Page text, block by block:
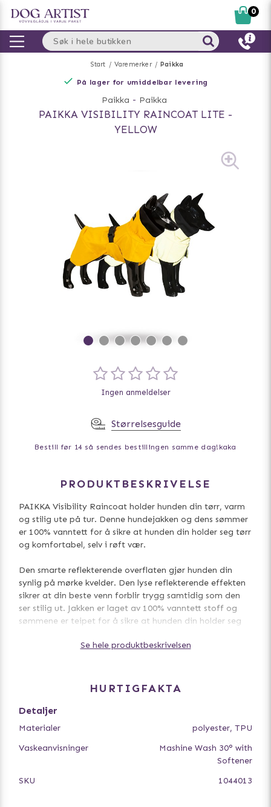
Start Varemerker Paikka
På lager for umiddelbar levering
Paikka - Paikka
PAIKKA VISIBILITY RAINCOAT LITE -
YELLOW
Ingen anmeldelser
Størrelsesguide
Bestill før 14 så sendes bestillingen samme dag! kaka
PRODUKTBESKRIVELSE
PAIKKA Visibility Raincoat holder hunden din tørr, varm
og stilig ute på tur. Denne hundejakken og dens sømmer
er 100% vanntett for å sikre at hunden din holder seg tørr
og komfortabel, selv i røft vær.
Den smarte reflekterende overflaten gjør hunden din
synlig på mørke kvelder. Den lyse reflekterende effekten
sikrer at din beste venn forblir trygg samtidig som den
ser stilig ut. Jakken er laget av 100% vanntett stoff og
sømmene er teipet for å sikre at hunden din holder seg
tur, og takket være praktisk nettingfôr tørker den raskt.
- Hette – vanntett og varm hette forhindrer at vannet og
kulden kommer inn under halsbåndet, du kan også dekke
- Seleåpning med glidelås – juster plassering og størrelse
individuell passform. Smarte justeringer er skjult for stil
Se hele produktbeskrivelsen
HURTIGFAKTA
Detaljer
Materialer
polyester, TPU
Vaskeanvisninger
Mashine Wash 30° with
Softener
SKU
1044013
0